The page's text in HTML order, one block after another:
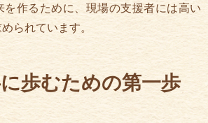
を作るために、現場の支援者には高い
られています。
歩むための第一歩